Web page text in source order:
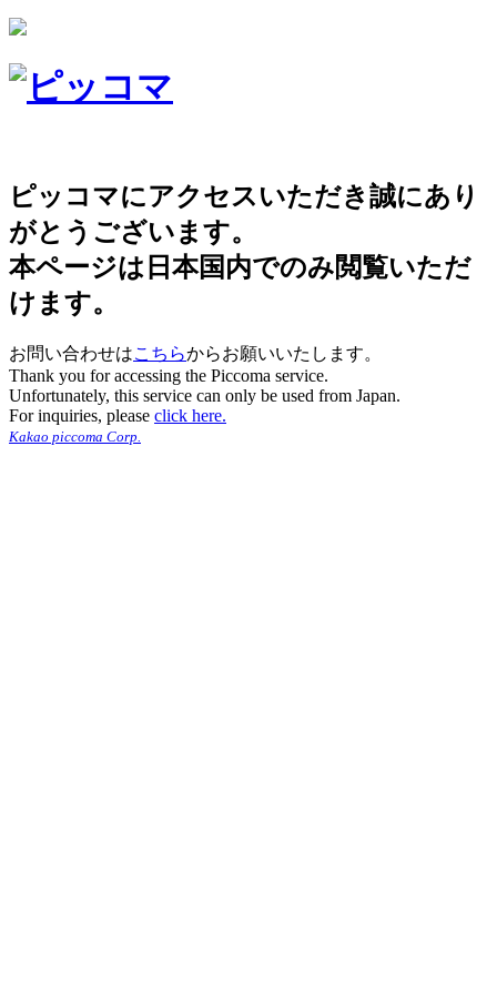
ピッコマにアクセスいただき誠にあり
がとうございます。
本ページは日本国内でのみ閲覧いただ
けます。
お問い合わせはこちらからお願いいたします。
Thank you for accessing the Piccoma service.
Unfortunately, this service can only be used from Japan.
For inquiries, please click here.
Kakao piccoma Corp.